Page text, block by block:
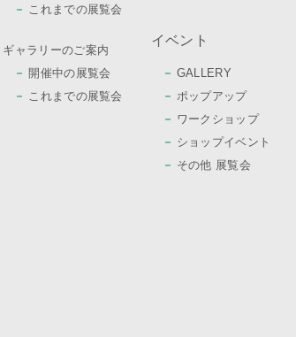
これまでの展覧会
ギャラリーのご案内
開催中の展覧会
これまでの展覧会
イベント
GALLERY
ポップアップ
ワークショップ
ショップイベント
その他 展覧会